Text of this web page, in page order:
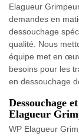
Elagueur
demandes en
dessouchage
qualité. Nous
équipe met en
besoins pour les
en dessouchage
Dessouchage
Elagueur
WP Elagueur